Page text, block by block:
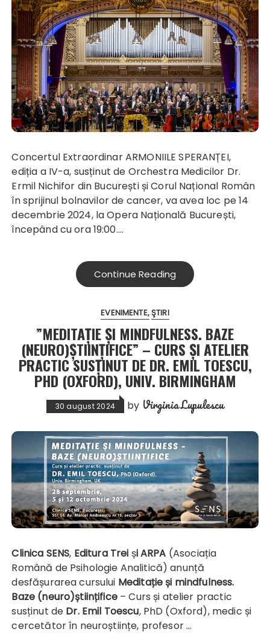
Concertul Extraordinar ARMONIILE SPERANȚEI,
ediția a IV-a, susținut de Orchestra Medicilor Dr.
Ermil Nichifor din București și Corul Național Român
în sprijinul bolnavilor de cancer, va avea loc pe 14
decembrie 2024, la Opera Națională București,
începând cu ora 19:00.…
Continue Reading
EVENIMENTE ŞTIRI
”MEDITAȚIE ȘI MINDFULNESS. BAZE
(NEURO)ȘTIINȚIFICE” – CURS ȘI ATELIER
PRACTIC SUSȚINUT DE DR. EMIL TOESCU,
PHD (OXFORD), UNIV. BIRMINGHAM
30 august 2024 by Virginia Lupulescu
Clinica SENS, Editura Trei și ARPA (Asociația
Română de Psihologie Analitică) anunță
desfășurarea cursului Meditație și mindfulness.
Baze (neuro)științifice– Curs și atelier practic
susținut de Dr. Emil Toescu, PhD (Oxford), medic și
cercetător în neuroștiințe, profesor …